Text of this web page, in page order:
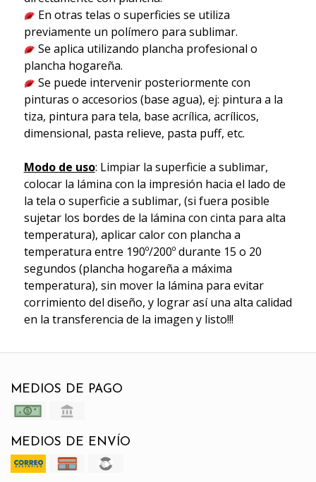
En otras telas o superficies se utiliza
previamente un polímero para sublimar.
Se aplica utilizando plancha profesional o
plancha hogareña.
Se puede intervenir posteriormente con
pinturas o accesorios (base agua), ej: pintura a la
tiza, pintura para tela, base acrílica, acrílicos,
dimensional, pasta relieve, pasta puff, etc.
Modo de uso: Limpiar la superficie a sublimar,
colocar la lámina con la impresión hacia el lado de
la tela o superficie a sublimar, (si fuera posible
sujetar los bordes de la lámina con cinta para alta
temperatura), aplicar calor con plancha a
temperatura entre 190º/200º durante 15 o 20
segundos (plancha hogareña a máxima
temperatura), sin mover la lámina para evitar
corrimiento del diseño, y lograr así una alta calidad
en la transferencia de la imagen y listo!!!
MEDIOS DE PAGO
MEDIOS DE ENVÍO